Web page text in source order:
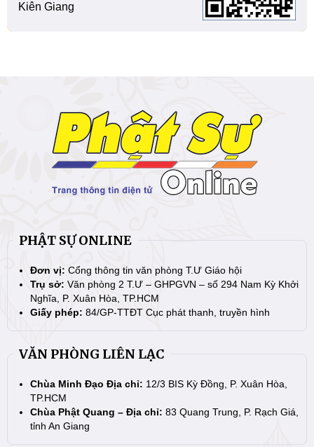
Kiên Giang
PHẬT SỰ ONLINE
Đơn vị: Cổng thông tin văn phòng T.Ư Giáo hội
Trụ sở: Văn phòng 2 T.Ư – GHPGVN – số 294 Nam Kỳ Khởi
Nghĩa, P. Xuân Hòa, TP.HCM
Giấy phép: 84/GP-TTĐT Cục phát thanh, truyền hình
VĂN PHÒNG LIÊN LẠC
Chùa Minh Đạo Địa chỉ: 12/3 BIS Kỳ Đồng, P. Xuân Hòa,
TP.HCM
Chùa Phật Quang – Địa chỉ: 83 Quang Trung, P. Rạch Giá,
tỉnh An Giang